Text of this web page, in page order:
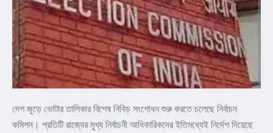
দেশ জুড়ে ভোটার তালিকার বিশেষ নিবিড় সংশোধন শুরু করতে চলেছে নির্বাচন
কমিশন। প্রতিটি রাজ্যের মুখ্য নির্বাচনী আধিকারিকদের ইতিমধ্যেই নির্দেশ দিয়েছে